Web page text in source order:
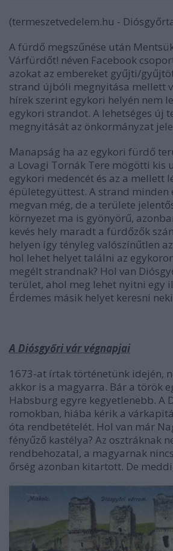
(termeszetvedelem.hu -
A fürdő megszűnése után
Várfürdőt! néven Facebook
azokat az embereket gyűjti/
strand újbóli megnyitása mellett
hírek szerint egykori helyén nem
egykori strandot. A lehetséges új
megnyitását az önkormányzat
Manapság ha az egykori fürdő
a Lovagi Tornák Tere mögötti kis
egykori medencét és az a mellett
épületegyüttest. A strand minden
megvan még, de a területe
környezet ma is gyönyörű,
kevés hely maradt a fürdőzők
helyen így tényleg valószínűtlen
hol lehet helyet találni az
megélt strandnak? Hol van
terület, ahol meg lehet nyitni egy
Érdemes másik helyet keresni
A Diósgyőri vár végnapjai
1673-at írtak történetünk idején,
akkor is a magyarra. Bár a török
Habsburg egyre kegyetlenebb. A
romokban, hiába kérik a
óta rendbetételét. Hol van már
fényűző kastélya? Az osztráknak
rendbehozatal, a magyarnak
őrség azonban kitartott. De